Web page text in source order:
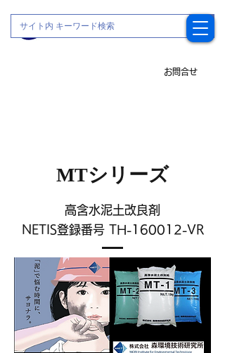
株式会社 永和産業
お問合せ
MTシリーズ
高含水泥土改良剤
​NETIS登録番号 TH-160012-VR